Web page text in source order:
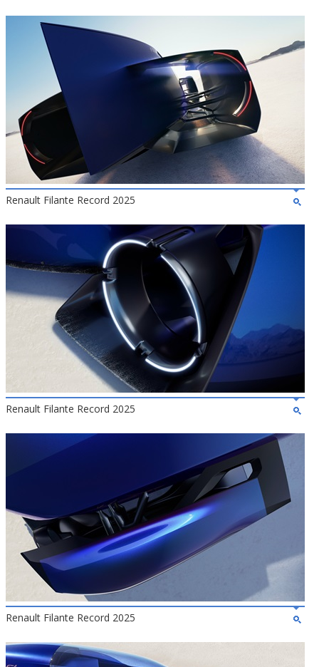
Renault Filante Record 2025
Renault Filante Record 2025
Renault Filante Record 2025